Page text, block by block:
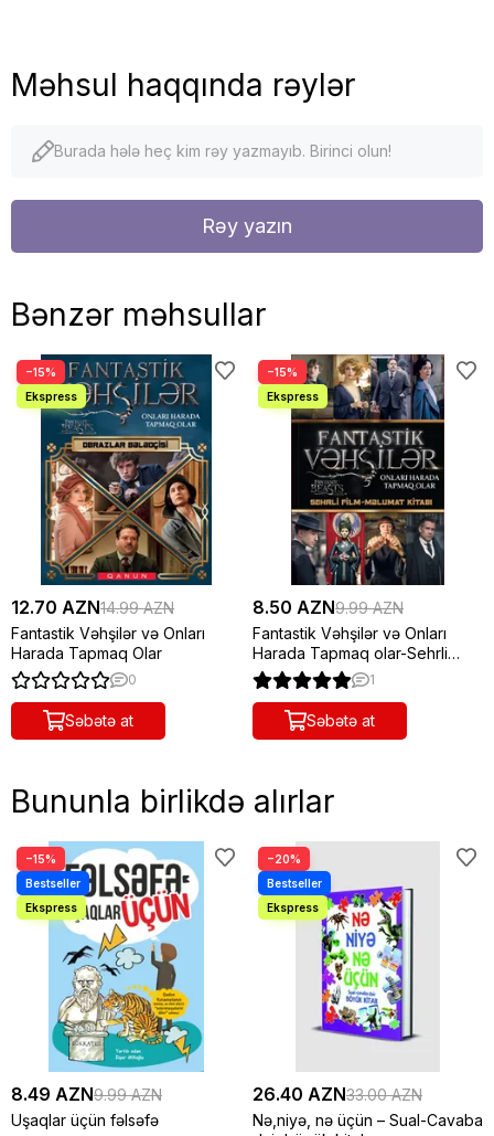
Məhsul haqqında rəylər
Burada hələ heç kim rəy yazmayıb. Birinci olun!
Rəy yazın
Bənzər məhsullar
−15%
12.70 AZN14.99 AZN
Fantastik Vəhşilər və Onları
Harada Tapmaq Olar
0
Səbətə at
−15%
8.50 AZN9.99 AZN
Fantastik Vəhşilər və Onları
Harada Tapmaq olar-Sehrli
Film-Məlumat Kitabı
1
Səbətə at
Bununla birlikdə alırlar
−15%
8.49 AZN9.99 AZN
Uşaqlar üçün fəlsəfə
−20%
26.40 AZN33.00 AZN
Nə,niyə, nə üçün – Sual-Cavaba